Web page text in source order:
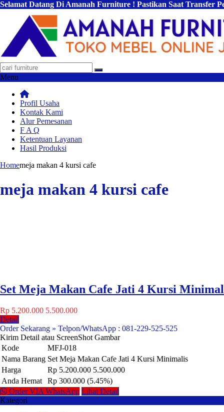
Selamat Datang Di Amanah Furniture ! Pastikan Saat Transfer
Menu
Profil Usaha
Kontak Kami
Alur Pemesanan
F A Q
Ketentuan Layanan
Hasil Produksi
Homemeja makan 4 kursi cafe
meja makan 4 kursi cafe
Set Meja Makan Cafe Jati 4 Kursi
Rp 5.200.000 5.500.000
Detail
Order Sekarang » Telpon/WhatsApp : 081-229-525-525
Kirim Detail atau ScreenShot Gambar
Kode
MFJ-018
Nama Barang Set Meja Makan Cafe Jati 4 Kursi Minimalis
Harga
Rp 5.200.000 5.500.000
Anda Hemat
Rp 300.000 (5.45%)
Order VIA WhatsApp Lihat Detail
Kategori